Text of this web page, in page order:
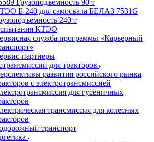
Грузоподъемность 90 т
Б-240 для самосвала БЕЛАЗ 7531G
240 т
КТЭО
служба программы «Карьерный
партнеры
для тракторов
развития российского рынка
с электротрансмиссией
для гусеничных
трансмиссия для колесных
транспорт